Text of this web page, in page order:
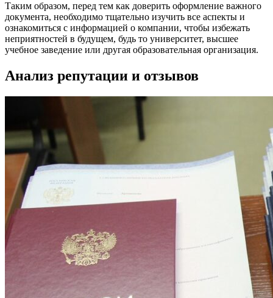
Таким образом, перед тем как доверить оформление важного
документа, необходимо тщательно изучить все аспекты и
ознакомиться с информацией о компании, чтобы избежать
неприятностей в будущем, будь то университет, высшее
учебное заведение или другая образовательная организация.
Анализ репутации и отзывов